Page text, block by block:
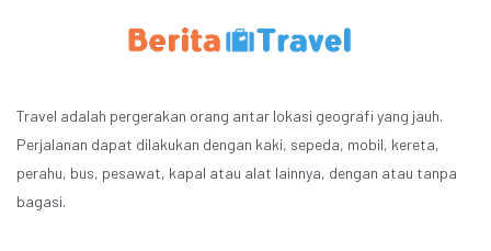
Travel adalah pergerakan orang antar lokasi geografi yang jauh.
Perjalanan dapat dilakukan dengan kaki, sepeda, mobil, kereta,
perahu, bus, pesawat, kapal atau alat lainnya, dengan atau tanpa
bagasi.